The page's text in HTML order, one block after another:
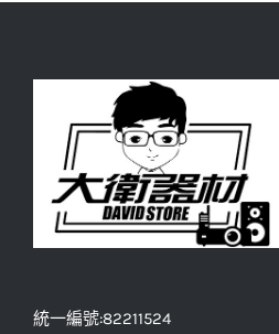
統一編號:82211524